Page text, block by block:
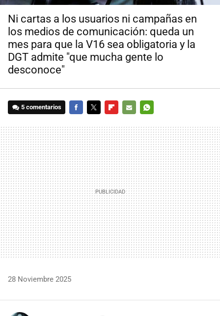
Ni cartas a los usuarios ni campañas en
los medios de comunicación: queda un
mes para que la V16 sea obligatoria y la
DGT admite "que mucha gente lo
desconoce"
5 comentarios
MAIL
28 Noviembre 2025